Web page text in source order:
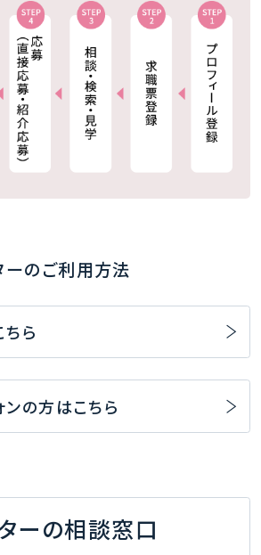
ーのご利用方法
ら
ンの方はこちら
ーの相談窓口